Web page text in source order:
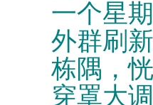
一个星
外群刷
栋隅，
穿罩大